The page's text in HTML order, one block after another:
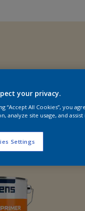
your privacy.
“Accept All Cookies”, you
analyze site usage, and
Settings